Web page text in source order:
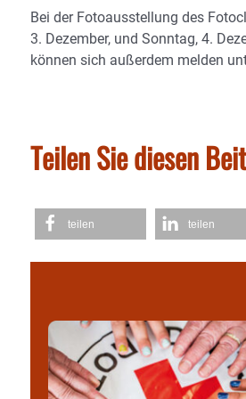
Bei der Fotoausstellung des
3. Dezember, und Sonntag, 4.
können sich außerdem melden
Teilen Sie diesen
teilen teilen